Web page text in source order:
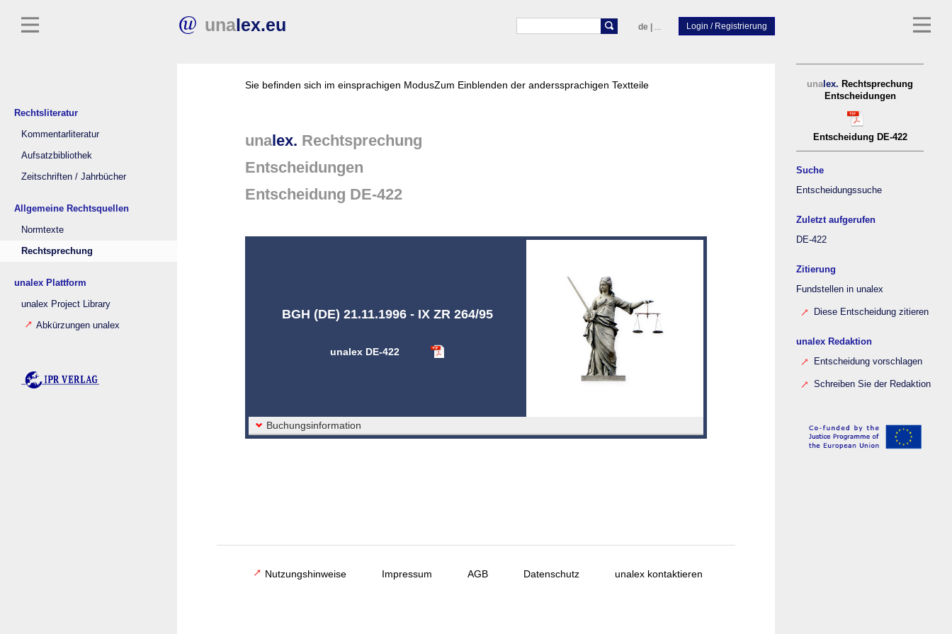
unalex.eu de |
Rechtsliteratur
Kommentarliteratur
Aufsatzbibliothek
Zeitschriften / Jahrbücher
Allgemeine Rechtsquellen
Normtexte
Rechtsprechung
unalex Plattform
unalex Project Library
Abkürzungen unalex
una lex. Rechtsprechung
Entscheidungen
Entscheidung DE-422
Suche
Entscheidungssuche
Zuletzt aufgerufen
DE-422
Zitierung
Fundstellen in unalex
Diese Entscheidung zitieren
unalex Redaktion
Entscheidung vorschlagen
Schreiben Sie der Redaktion
Sie befinden sich im einsprachigen ModusZum Einblenden der anderssprachigen Textteile
unalex. Rechtsprechung
Entscheidungen
Entscheidung DE-422
BGH (DE) 21.11.1996 - IX ZR 264/95
unalex DE-422
Buchungsinformation
Nutzungshinweise Impressum AGB Datenschutz unalex kontaktieren